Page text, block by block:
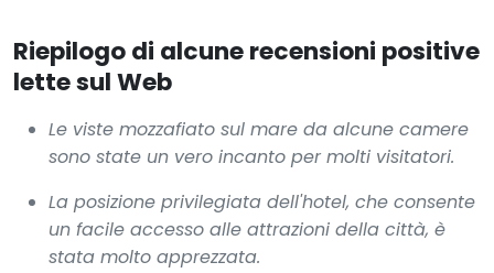
Riepilogo di alcune recensioni positive
lette sul Web
Le viste mozzafiato sul mare da alcune camere
sono state un vero incanto per molti visitatori.
La posizione privilegiata dell'hotel, che consente
un facile accesso alle attrazioni della città, è
stata molto apprezzata.